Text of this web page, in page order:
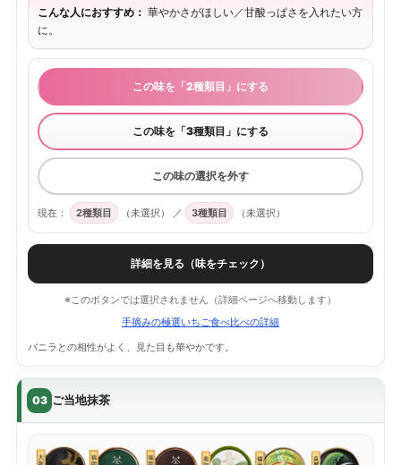
こんな人におすすめ： 華やかさがほしい／甘酸っぱさを入れたい方
に。
この味を「2種類目」にする
この味を「3種類目」にする
この味の選択を外す
現在： 2種類目 （未選択） ／ 3種類目 （未選択）
詳細を見る（味をチェック）
※このボタンでは選択されません（詳細ページへ移動します）
手摘みの極選いちご食べ比べの詳細
バニラとの相性がよく、見た目も華やかです。
03 ご当地抹茶